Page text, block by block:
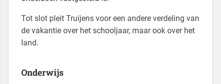
Tot slot pleit Truijens voor een andere verdeling van
de vakantie over het schooljaar, maar ook over het
land.
Onderwijs